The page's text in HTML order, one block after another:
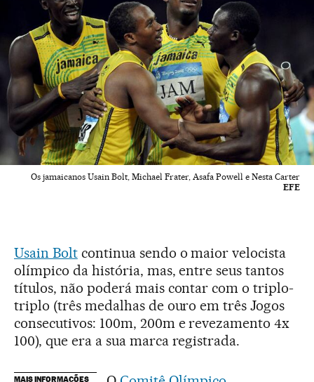
Os jamaicanos Usain Bolt, Michael Frater, Asafa Powell e Nesta Carter
EFE
Usain Boltcontinua sendo o maior velocista
olímpico da história, mas, entre seus tantos
títulos, não poderá mais contar com o triplo-
triplo (três medalhas de ouro em três Jogos
consecutivos: 100m, 200m e revezamento 4x
100), que era a sua marca registrada.
MAIS INFORMAÇÕES